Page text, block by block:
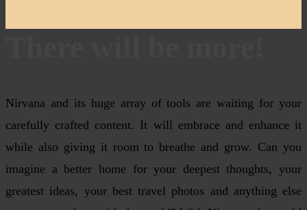
Nirvana and its huge array of tools are waiting for your
carefully crafted content. It will embrace and enhance it
while also giving it room to breathe and grow. Can you
imagine a better home for your deepest thoughts, your
greatest ideas, your best travel photos and anything else